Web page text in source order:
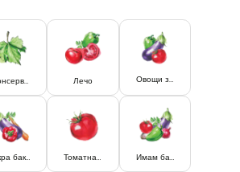
Консервированны листья винограда. Лечо Овощи запеченные
Икра баклажання Томатная паста Имам баялды